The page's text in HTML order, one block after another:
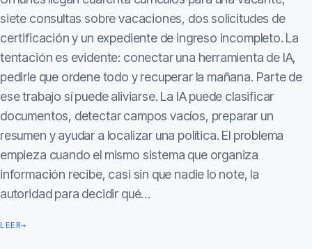
siete consultas sobre vacaciones, dos solicitudes de
certificación y un expediente de ingreso incompleto. La
tentación es evidente: conectar una herramienta de IA,
pedirle que ordene todo y recuperar la mañana. Parte de
ese trabajo sí puede aliviarse. La IA puede clasificar
documentos, detectar campos vacíos, preparar un
resumen y ayudar a localizar una política. El problema
empieza cuando el mismo sistema que organiza
información recibe, casi sin que nadie lo note, la
autoridad para decidir qué…
LEER→